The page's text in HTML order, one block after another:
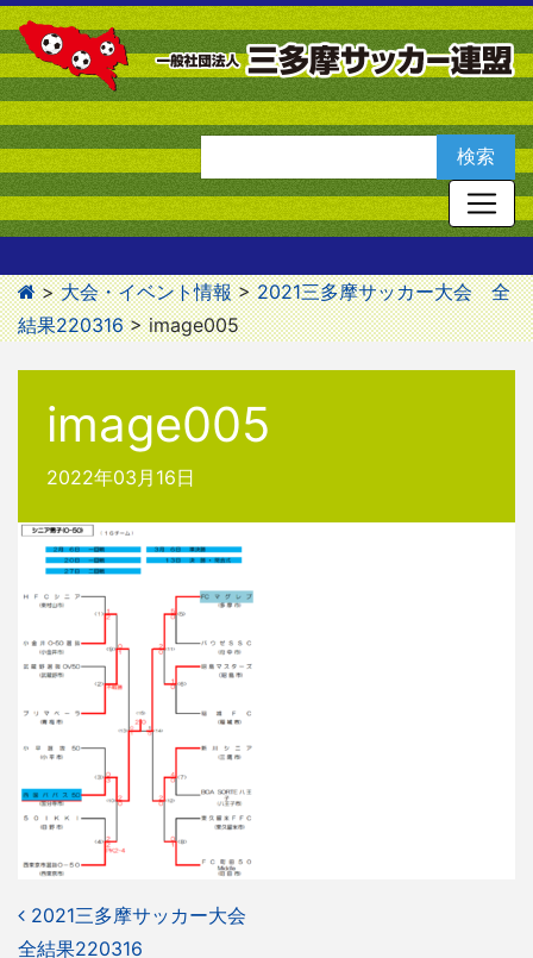
>大会・イベント情報>2021三多摩サッカー大会 全
結果220316>image005
image005
2022年03月16日
投
2021三多摩サッカー大会
全結果220316